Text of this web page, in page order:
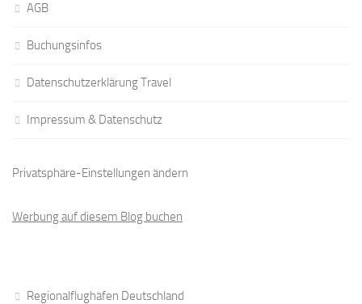
AGB
Buchungsinfos
Datenschutzerklärung Travel
Impressum & Datenschutz
Privatsphäre-Einstellungen ändern
Werbung auf diesem Blog buchen
Regionalflughäfen Deutschland